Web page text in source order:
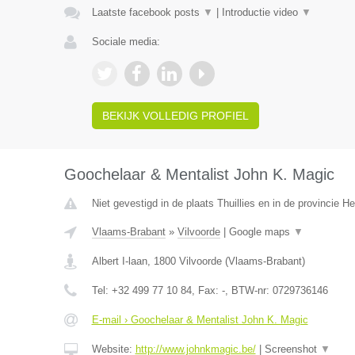
Laatste facebook posts ▼ Introductie video ▼
Sociale media:
BEKIJK VOLLEDIG PROFIEL
Goochelaar & Mentalist John K. Magic
Niet gevestigd in de plaats Thuillies en in de provincie
Vlaams-Brabant» Vilvoorde| Google maps ▼
Albert I-laan, 1800 Vilvoorde(Vlaams-Brabant)
Tel: +32 499 77 10 84, Fax: -, BTW-nr: 0729736146
E-mail › Goochelaar & Mentalist John K. Magic
Website: http://www.johnkmagic.be/| Screenshot ▼